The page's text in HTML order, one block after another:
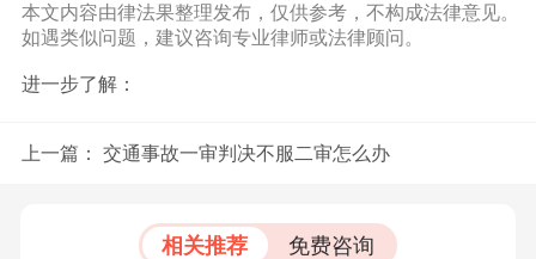
本文内容由律法果整理发布，仅供参考，不构成法律意见。
如遇类似问题，建议咨询专业律师或法律顾问。
进一步了解：
上一篇： 交通事故一审判决不服二审怎么办
相关推荐 免费咨询